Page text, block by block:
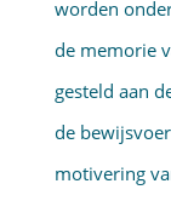
worden
de memorie
gesteld aan
de
motivering